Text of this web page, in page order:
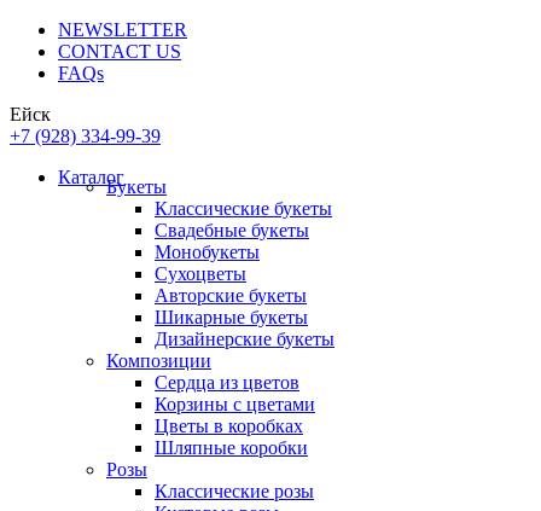
NEWSLETTER
CONTACT US
FAQs
Ейск
+7 (928) 334-99-39
КаталогБукеты
Классические букеты
Свадебные букеты
Монобукеты
Сухоцветы
Авторские букеты
Шикарные букеты
Дизайнерские букеты
Композиции
Сердца из цветов
Корзины с цветами
Цветы в коробках
Шляпные коробки
Розы
Классические розы